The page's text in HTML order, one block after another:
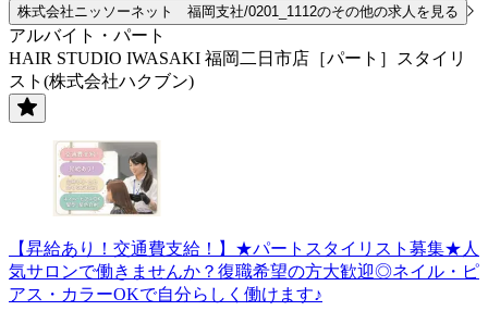
株式会社ニッソーネット 福岡支社/0201_1112のその他の求人を見る
アルバイト・パート
HAIR STUDIO IWASAKI 福岡二日市店［パート］スタイリ
スト(株式会社ハクブン)
【昇給あり！交通費支給！】★パートスタイリスト募集★人
気サロンで働きませんか？復職希望の方大歓迎◎ネイル・ピ
アス・カラーOKで自分らしく働けます♪